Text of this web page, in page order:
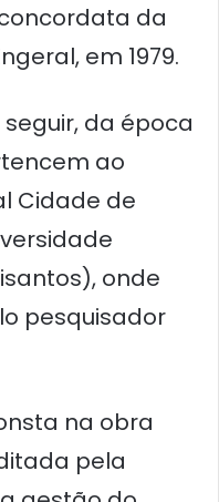
da
em 1979.
da época
ao
Cidade de
onde
pesquisador
na obra
pela